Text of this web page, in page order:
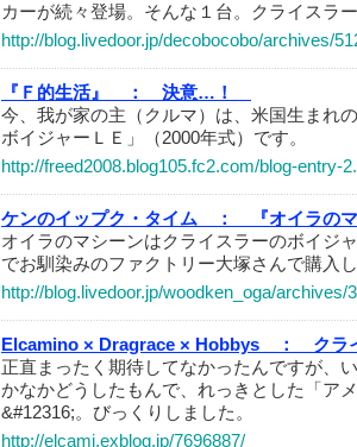
カーが続々登場。そんな１台。クライスラ
http://blog.livedoor.jp/decobocobo/archives/
『Ｆ的生活』 ：
決意…！
今、我が家の主（クルマ）は、米国生まれ
ボイジャーＬＥ」（2000年式）です。
http://freed2008.blog105.fc2.com/blog-entry-
ケンのイップク・タイム ：
『オイラの
オイラのマシーンはクライスラーのボイジ
でお馴染みのファクトリー大塚さんで購入
http://blog.livedoor.jp/woodken_oga/archives/
Elcamino × Dragrace × Hobbys ：
クラ
正直まったく期待してなかったんですが、
かなかどうしたもんで、れっきとした「ア
&#12316;。びっくりしました。
http://elcami.exblog.jp/7696887/